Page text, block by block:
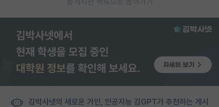
김박사넷의 새로운 거인, 인공지능 김GPT가 추천하는 게시